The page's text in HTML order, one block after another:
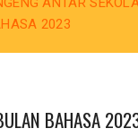
2023
BAHASA